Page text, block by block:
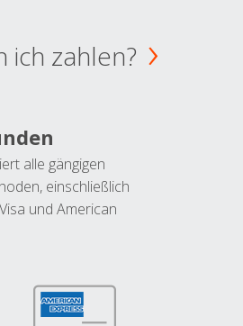
ich zahlen?
alle gängigen
einschließlich
und American